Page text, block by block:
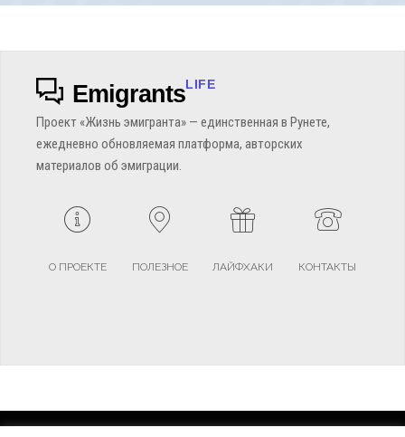
EmigrantsLIFE
Проект «Жизнь эмигранта» — единственная в Рунете,
ежедневно обновляемая платформа, авторских
материалов об эмиграции.
О ПРОЕКТЕ ПОЛЕЗНОЕ ЛАЙФХАКИ КОНТАКТЫ